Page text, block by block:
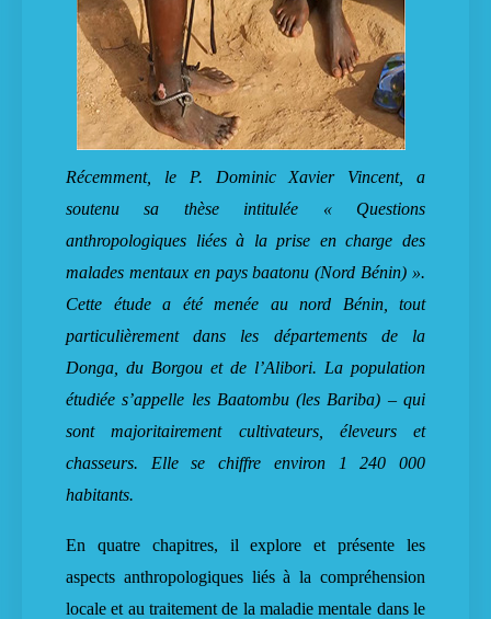
Récemment, le P. Dominic Xavier Vincent, a
soutenu sa thèse intitulée « Questions
anthropologiques liées à la prise en charge des
malades mentaux en pays baatonu (Nord Bénin) ».
Cette étude a été menée au nord Bénin, tout
particulièrement dans les départements de la
Donga, du Borgou et de l’Alibori. La population
étudiée s’appelle les Baatombu (les Bariba) – qui
sont majoritairement cultivateurs, éleveurs et
chasseurs. Elle se chiffre environ 1 240 000
habitants.
En quatre chapitres, il explore et présente les
aspects anthropologiques liés à la compréhension
locale et au traitement de la maladie mentale dans le